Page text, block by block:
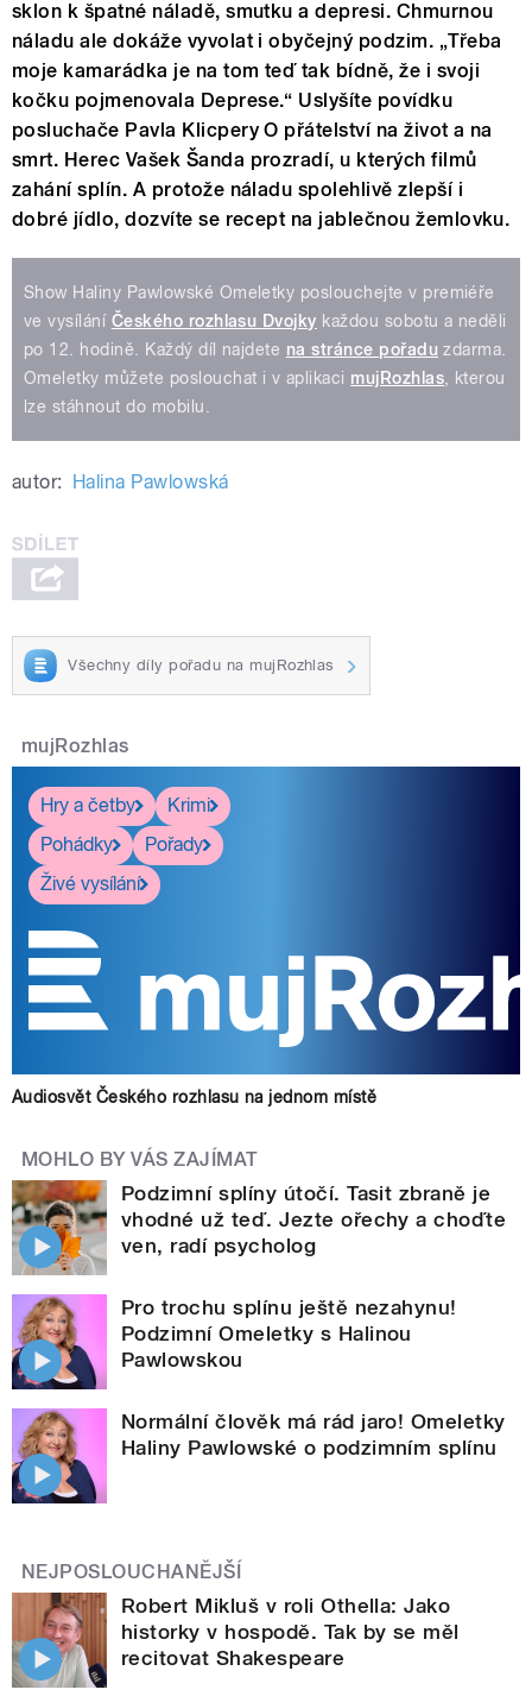
sklon k špatné náladě, smutku a depresi. Chmurnou
náladu ale dokáže vyvolat i obyčejný podzim. „Třeba
moje kamarádka je na tom teď tak bídně, že i svoji
kočku pojmenovala Deprese.“ Uslyšíte povídku
posluchače Pavla Klicpery O přátelství na život a na
smrt. Herec Vašek Šanda prozradí, u kterých filmů
zahání splín. A protože náladu spolehlivě zlepší i
dobré jídlo, dozvíte se recept na jablečnou žemlovku.
Show Haliny Pawlowské Omeletky poslouchejte v premiéře
ve vysílání Českého rozhlasu Dvojky každou sobotu a neděli
po 12. hodině. Každý díl najdete na stránce pořadu zdarma.
Omeletky můžete poslouchat i v aplikaci mujRozhlas, kterou
lze stáhnout do mobilu.
autor: Halina Pawlowská
Všechny díly pořadu na mujRozhlas
mujRozhlas
Hry a četby
Krimi
Pohádky
Pořady
Živé vysílání
Audiosvět Českého rozhlasu na jednom místě
MOHLO BY VÁS ZAJÍMAT
Podzimní splíny útočí. Tasit zbraně je
vhodné už teď. Jezte ořechy a choďte
ven, radí psycholog
Pro trochu splínu ještě nezahynu!
Podzimní Omeletky s Halinou
Pawlowskou
Normální člověk má rád jaro! Omeletky
Haliny Pawlowské o podzimním splínu
NEJPOSLOUCHANĚJŠÍ
Robert Mikluš v roli Othella: Jako
historky v hospodě. Tak by se měl
recitovat Shakespeare